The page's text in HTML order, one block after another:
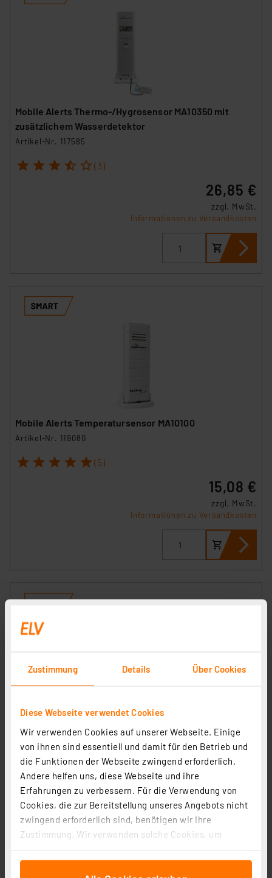
Zustimmung Details Über Cookies
Diese Webseite verwendet Cookies
Wir verwenden Cookies auf unserer Webseite. Einige
von ihnen sind essentiell und damit für den Betrieb und
die Funktionen der Webseite zwingend erforderlich.
Andere helfen uns, diese Webseite und ihre
Erfahrungen zu verbessern. Für die Verwendung von
Cookies, die zur Bereitstellung unseres Angebots nicht
zwingend erforderlich sind, benötigen wir Ihre
Zustimmung. Wir verwenden solche Cookies, um
für soziale Medien anbieten zu können und die Zugriffe
Mobile Alerts Thermo-/Hygrosensor MA10350 mit
zusätzlichem Wasserdetektor
Artikel-Nr. 117585
1 2 3 4 5 (3)
26,85 €
zzgl. MwSt.
Informationen zu Versandkosten
Mobile Alerts Temperatursensor MA10100
Artikel-Nr. 119080
1 2 3 4 5 (5)
15,08 €
zzgl. MwSt.
Informationen zu Versandkosten
Mobile Alerts Thermo-/Hygrometer MA10230, mit
Klimakomfortanzeige im Tagesverlauf
Artikel-Nr. 122998
2 4 (1)
25,21 €
Informationen zu Versandkosten